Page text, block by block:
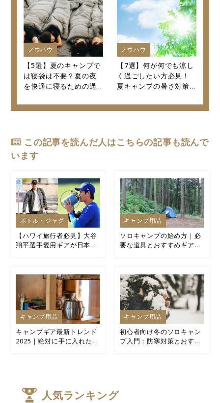
ノウハウ
【5選】夏のキャンプで
は寝袋は不要？夏の夜
を快適に寝るための過
ノウハウ
【7選】何が何でも涼し
く過ごしたい方必見！
夏キャンプの暑さ対策
この記事を読んだ人はこちらの記事も読んで
います
ボトル・ジャグ
【ハワイ旅行者必見】大谷
翔平選手愛用ギアが日本よ
キャンプ用品
ソロキャンプの始め方｜必
要な道具とおすすめギアを
キャンプ用品
キャンプギア最新トレンド
2025｜絶対に手に入れたい
キャンプ用品
初心者向け冬のソロキャン
プ入門：防寒対策とおすす
人気ランキング